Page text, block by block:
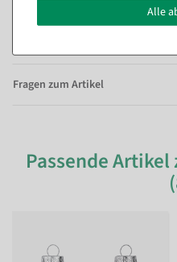
Fragen zum Artikel
Passende
Alle